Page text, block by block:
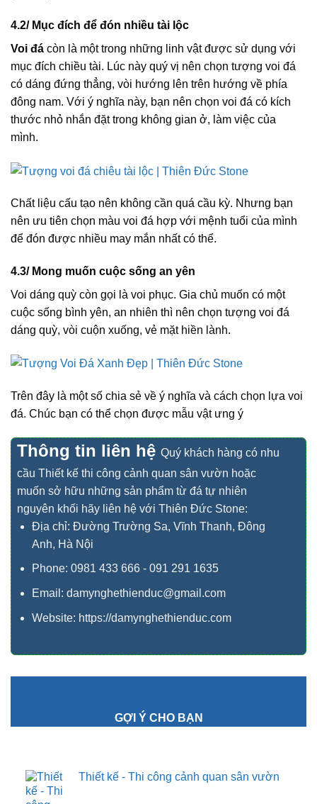
4.2/ Mục đích để đón nhiều tài lộc
Voi đá còn là một trong những linh vật được sử dụng với
mục đích chiều tài. Lúc này quý vị nên chọn tượng voi đá
có dáng đứng thẳng, vòi hướng lên trên hướng về phía
đông nam. Với ý nghĩa này, bạn nên chọn voi đá có kích
thước nhỏ nhắn đặt trong không gian ở, làm việc của
mình.
Chất liệu cấu tạo nên không cần quá cầu kỳ. Nhưng bạn
nên ưu tiên chọn màu voi đá hợp với mệnh tuổi của mình
để đón được nhiều may mắn nhất có thể.
4.3/ Mong muốn cuộc sống an yên
Voi dáng quỳ còn gọi là voi phục. Gia chủ muốn có một
cuộc sống bình yên, an nhiên thì nên chọn tượng voi đá
dáng quỳ, vòi cuộn xuống, vẻ mặt hiền lành.
Trên đây là một số chia sẻ về ý nghĩa và cách chọn lựa voi
đá. Chúc bạn có thể chọn được mẫu vật ưng ý
Thông tin liên hệ Quý khách hàng có nhu
cầu Thiết kế thi công cảnh quan sân vườn hoặc
muốn sở hữu những sản phẩm từ đá tự nhiên
nguyên khối hãy liên hệ với Thiên Đức Stone:
Địa chỉ: Đường Trường Sa, Vĩnh Thanh, Đông
Anh, Hà Nội
Phone: 0981 433 666 - 091 291 1635
Email: damynghethienduc@gmail.com
Website: https://damynghethienduc.com
GỢI Ý CHO BẠN
Thiết kế - Thi công cảnh quan sân vườn